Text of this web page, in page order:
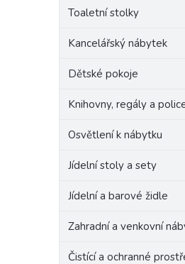
Toaletní stolky
Kancelářský nábytek
Dětské pokoje
Knihovny, regály a
Osvětlení k nábytku
Jídelní stoly a sety
Jídelní a barové židle
Zahradní a venkovní
Čistící a ochranné